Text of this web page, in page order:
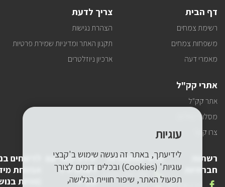
דף הבית
רשימת צמחים
משפחות צמחים
מאמרי דעה
צריך לדעת
הצהרת נגישות
תקנון האתר ומדיניות שמירת פרטיות
ארכיון ניוזלטרים
אתרי קק"ל
אתר קק"ל
מסלולי טיולים
צרו קשר
רשתות
חברתיות
פרטי התקשרות
טלפון
שלנו
1-800-250-250
יצירת קשר עם
לשכת יו"ר
קק"ל
לדיווחים
אבטחת
(פניות
עוגיות
לידיעתך, באתר זה נעשה שימוש ב'קבצי
עוגיות' (Cookies) ובכלים דומים לצורך
תפעול האתר, שיפור חוויית הגלישה,